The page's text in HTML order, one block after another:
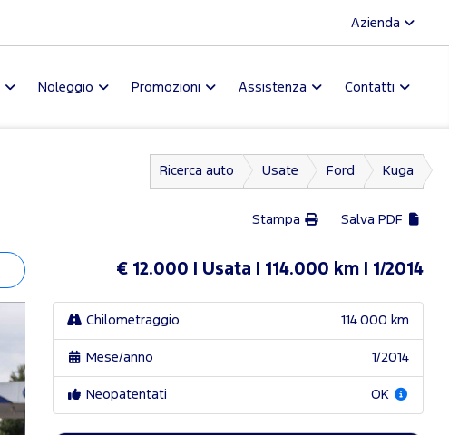
Azienda
Noleggio Promozioni Assistenza Contatti
Ricerca auto Usate Ford Kuga
Stampa Salva PDF
€ 12.000 Usata 114.000 km 1/2014
Chilometraggio 114.000 km
Mese/anno 1/2014
Neopatentati OK